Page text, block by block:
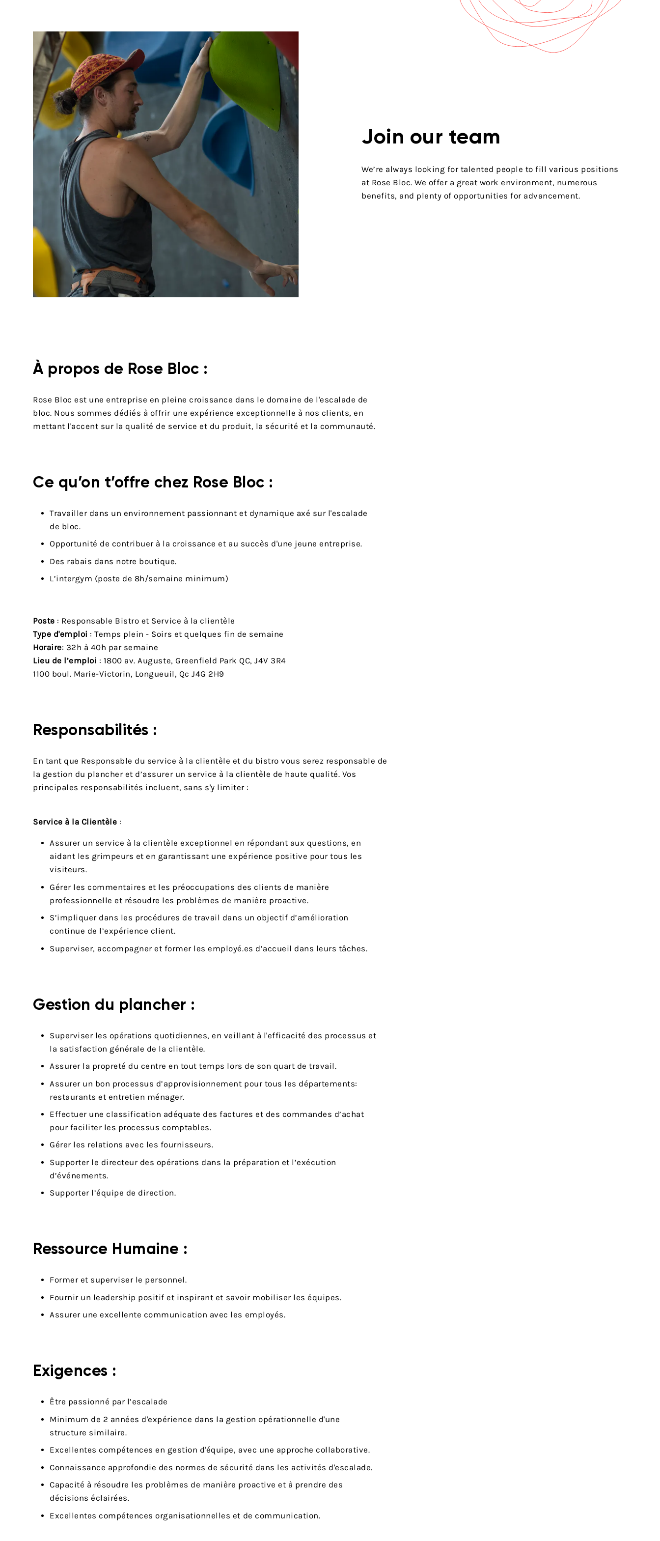
Join our team
We’re always looking for talented people to fill various positions
at Rose Bloc. We offer a great work environment, numerous
benefits, and plenty of opportunities for advancement.
À propos de Rose Bloc :
Rose Bloc est une entreprise en pleine croissance dans le domaine de l'escalade de
bloc. Nous sommes dédiés à offrir une expérience exceptionnelle à nos clients, en
mettant l'accent sur la qualité de service et du produit, la sécurité et la communauté.
Ce qu’on t’offre chez Rose Bloc :
Travailler dans un environnement passionnant et dynamique axé sur l'escalade
de bloc.
Opportunité de contribuer à la croissance et au succès d'une jeune entreprise.
Des rabais dans notre boutique.
L’intergym (poste de 8h/semaine minimum)
Poste : Responsable Bistro et Service à la clientèle
Type d'emploi : Temps plein - Soirs et quelques fin de semaine
Horaire: 32h à 40h par semaine
Lieu de l’emploi : 1800 av. Auguste, Greenfield Park QC, J4V 3R4
1100 boul. Marie-Victorin, Longueuil, Qc J4G 2H9
Responsabilités :
En tant que Responsable du service à la clientèle et du bistro vous serez responsable de
la gestion du plancher et d’assurer un service à la clientèle de haute qualité. Vos
principales responsabilités incluent, sans s'y limiter :
Service à la Clientèle :
Assurer un service à la clientèle exceptionnel en répondant aux questions, en
aidant les grimpeurs et en garantissant une expérience positive pour tous les
visiteurs.
Gérer les commentaires et les préoccupations des clients de manière
professionnelle et résoudre les problèmes de manière proactive.
S’impliquer dans les procédures de travail dans un objectif d’amélioration
continue de l’expérience client.
Superviser, accompagner et former les employé.es d’accueil dans leurs tâches.
Gestion du plancher :
Superviser les opérations quotidiennes, en veillant à l'efficacité des processus et
la satisfaction générale de la clientèle.
Assurer la propreté du centre en tout temps lors de son quart de travail.
Assurer un bon processus d’approvisionnement pour tous les départements:
restaurants et entretien ménager.
Effectuer une classification adéquate des factures et des commandes d’achat
pour faciliter les processus comptables.
Gérer les relations avec les fournisseurs.
Supporter le directeur des opérations dans la préparation et l’exécution
d’événements.
Supporter l’équipe de direction.
Ressource Humaine :
Former et superviser le personnel.
Fournir un leadership positif et inspirant et savoir mobiliser les équipes.
Assurer une excellente communication avec les employés.
Exigences :
Être passionné par l’escalade
Minimum de 2 années d'expérience dans la gestion opérationnelle d'une
structure similaire.
Excellentes compétences en gestion d'équipe, avec une approche collaborative.
Connaissance approfondie des normes de sécurité dans les activités d'escalade.
Capacité à résoudre les problèmes de manière proactive et à prendre des
décisions éclairées.
Excellentes compétences organisationnelles et de communication.